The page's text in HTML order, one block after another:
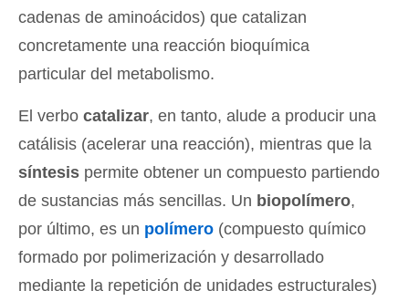
cadenas de aminoácidos) que catalizan
concretamente una reacción bioquímica
particular del metabolismo.
El verbo catalizar, en tanto, alude a producir una
catálisis (acelerar una reacción), mientras que la
síntesis permite obtener un compuesto partiendo
de sustancias más sencillas. Un biopolímero,
por último, es un polímero (compuesto químico
formado por polimerización y desarrollado
mediante la repetición de unidades estructurales)